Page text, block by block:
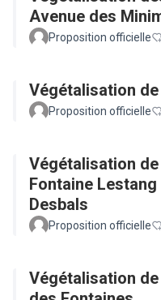
Avenue des
Proposition officielle
Végétalisation
Proposition officielle
Végétalisation
Fontaine
Desbals
Proposition officielle
Végétalisation